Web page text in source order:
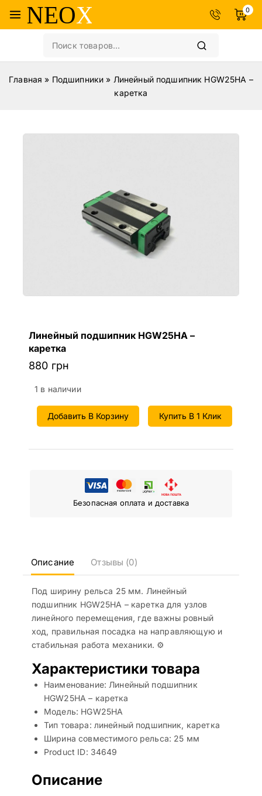
0
Главная » Подшипники » Линейный подшипник HGW25HA –
каретка
Линейный подшипник HGW25HA –
каретка
880 грн
1 в наличии
Добавить В Корзину Купить В 1 Клик
Безопасная оплата и доставка
Описание Отзывы (0)
Под ширину рельса 25 мм. Линейный
подшипник HGW25HA – каретка для узлов
линейного перемещения, где важны ровный
ход, правильная посадка на направляющую и
стабильная работа механики. ⚙️
Характеристики товара
Наименование: Линейный подшипник
HGW25HA – каретка
Модель: HGW25HA
Тип товара: линейный подшипник, каретка
Ширина совместимого рельса: 25 мм
Product ID: 34649
Описание